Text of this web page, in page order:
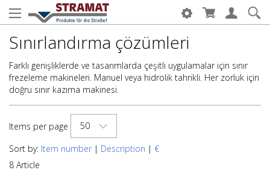
Sınırlandırma çözümleri
Farklı genişliklerde ve tasarımlarda çeşitli uygulamalar için sınır
frezeleme makineleri. Manuel veya hidrolik tahrikli. Her zorluk için
doğru sınır kazıma makinesi.
Items per page
50
Sort by: Item number | Description | €
8 Article